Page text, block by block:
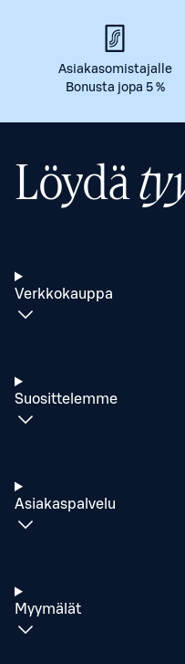
Asiakasomistajalle
Bonusta jopa 5 %
Löydä
Verkkokauppa
Suosittelemme
Asiakaspalvelu
Myymälät